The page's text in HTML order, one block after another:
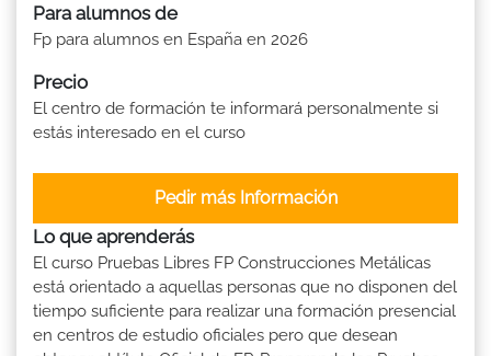
Para alumnos de
Fp para alumnos en España en 2026
Precio
El centro de formación te informará personalmente si
estás interesado en el curso
Pedir más Información
Lo que aprenderás
El curso Pruebas Libres FP Construcciones Metálicas
está orientado a aquellas personas que no disponen del
tiempo suficiente para realizar una formación presencial
en centros de estudio oficiales pero que desean